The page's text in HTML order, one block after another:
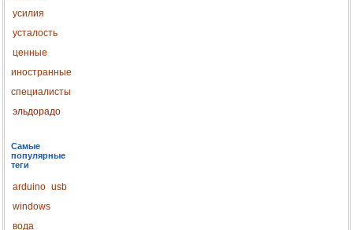
усилия
усталость
ценные
иностранные
специалисты
эльдорадо
Самые
популярные
теги
arduino usb
windows
вода